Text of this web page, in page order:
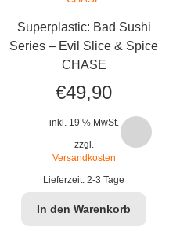
Superplastic: Bad Sushi
Series – Evil Slice & Spice
CHASE
€49,90
inkl. 19 % MwSt.
zzgl.
Versandkosten
Lieferzeit:2-3 Tage
In den Warenkorb